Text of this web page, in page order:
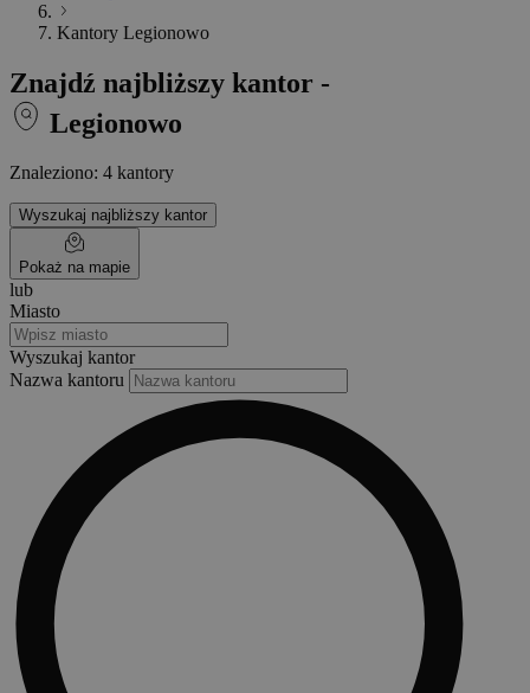
Kantory Legionowo
Znajdź najbliższy kantor -
Legionowo
Znaleziono: 4 kantory
Wyszukaj najbliższy kantor
Pokaż na mapie
lub
Miasto
Wyszukaj kantor
Nazwa kantoru